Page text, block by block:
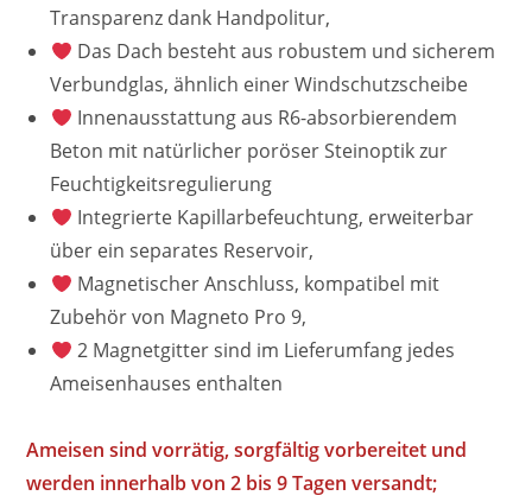
Transparenz dank Handpolitur,
Das Dach besteht aus robustem und sicherem
Verbundglas, ähnlich einer Windschutzscheibe
Innenausstattung aus R6-absorbierendem
Beton mit natürlicher poröser Steinoptik zur
Feuchtigkeitsregulierung
Integrierte Kapillarbefeuchtung, erweiterbar
über ein separates Reservoir,
Magnetischer Anschluss, kompatibel mit
Zubehör von Magneto Pro 9,
2 Magnetgitter sind im Lieferumfang jedes
Ameisenhauses enthalten
Ameisen sind vorrätig, sorgfältig vorbereitet und
werden innerhalb von 2 bis 9 Tagen versandt;